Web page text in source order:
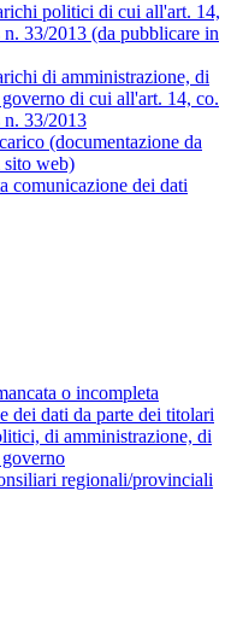
politici di cui all'art. 14,
33/2013 (da pubblicare in
di amministrazione, di
di cui all'art. 14, co.
n. 33/2013
(documentazione da
sito web)
comunicazione dei dati
o incompleta
dei dati da parte dei titolari
di amministrazione, di
regionali/provinciali